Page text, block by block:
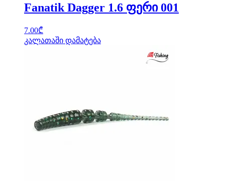
Fanatik Dagger 1.6 ფერი 001
7.00₾
კალათაში დამატება